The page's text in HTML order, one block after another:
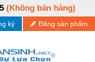
(Không bán hàng)
Đăng sản phẩm
ký